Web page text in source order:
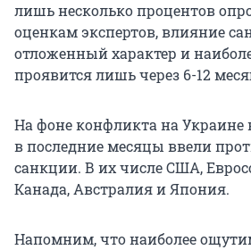
лишь несколько процентов
оценкам экспертов, влияние
отложенный характер и
проявится лишь через 6-12
На фоне конфликта на Украине
в последние месяцы ввели
санкции. В их числе США,
Канада, Австралия и Япония.
Напомним, что наиболее